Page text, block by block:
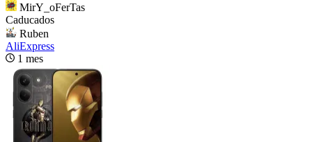
MirY_oFerTas
Caducados
Ruben
AliExpress
1 mes